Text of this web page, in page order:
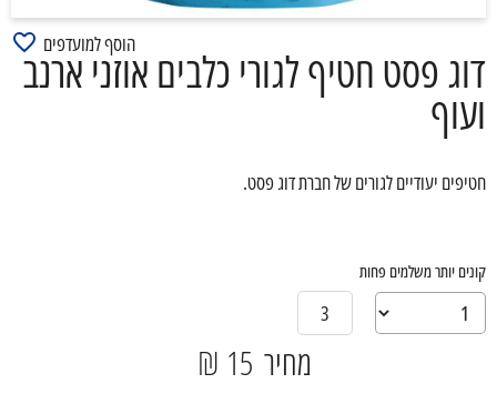
דוג פסט חטיף לגורי כלבים אוזני ארנב
ועוף
הוסף למועדפים
חטיפים יעודיים לגורים של חברת דוג פסט.
קונים יותר משלמים פחות
3
מחיר 15 ₪